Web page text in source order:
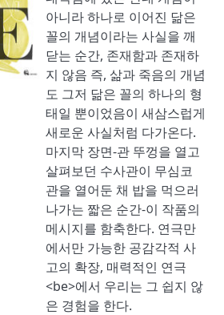
아니라 하나로 이어진 닮은
꼴의 개념이라는 사실을 깨
닫는 순간, 존재함과 존재하
지 않음 즉, 삶과 죽음의 개념
도 그저 닮은 꼴의 하나의 형
태일 뿐이었음이 새삼스럽게
새로운 사실처럼 다가온다.
마지막 장면-관 뚜껑을 열고
살펴보던 수사관이 무심코
관을 열어둔 채 밥을 먹으러
나가는 짧은 순간-이 작품의
메시지를 함축한다. 연극만
에서만 가능한 공감각적 사
고의 확장, 매력적인 연극
<be>에서 우리는 그 쉽지 않
은 경험을 한다.